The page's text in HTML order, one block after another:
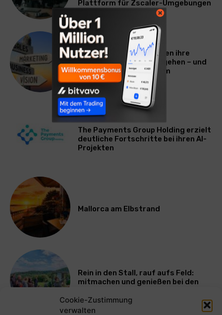
Cookie-Zustimmung
verwalten
Plattform für Zscaler-Umgebungen
WERBUNG & MARKETING
Warum viele Unternehmen ihre
Vermarktung falsch angehen – und
warum das ihr Wachstum
ausbremst
WIRTSCHAFT
The Payments Group Holding erzielt
deutliche Fortschritte bei ihren AI-
Projekten
Mallorca am Elbstrand
Rein in den Stall, rauf aufs Feld:
mitmachen und genießen bei den